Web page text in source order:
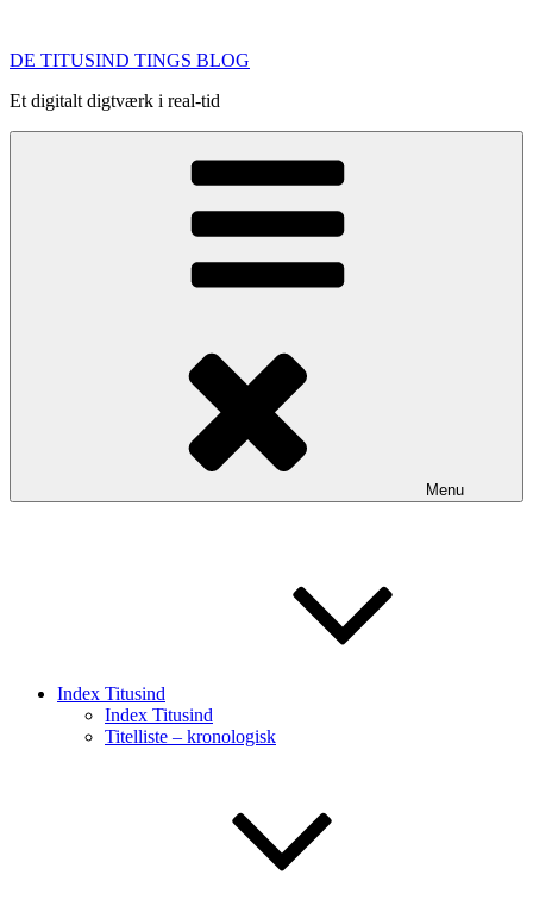
indhold
DE TITUSIND TINGS BLOG
Et digitalt digtværk i real-tid
Menu
Index Titusind
Index Titusind
Titelliste – kronologisk